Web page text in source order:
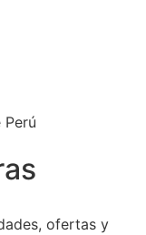
ofertas y